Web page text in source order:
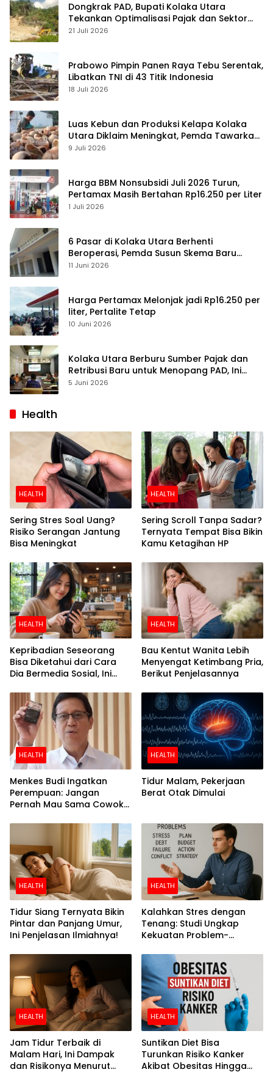
Dongkrak PAD, Bupati Kolaka Utara
Tekankan Optimalisasi Pajak dan Sektor
Tambang
21 Juli 2026
Prabowo Pimpin Panen Raya Tebu Serentak,
Libatkan TNI di 43 Titik Indonesia
18 Juli 2026
Luas Kebun dan Produksi Kelapa Kolaka
Utara Diklaim Meningkat, Pemda Tawarkan
Peluang Investasi
9 Juli 2026
Harga BBM Nonsubsidi Juli 2026 Turun,
Pertamax Masih Bertahan Rp16.250 per Liter
1 Juli 2026
6 Pasar di Kolaka Utara Berhenti
Beroperasi, Pemda Susun Skema Baru
Pulihkan Perdagangan
11 Juni 2026
Harga Pertamax Melonjak jadi Rp16.250 per
liter, Pertalite Tetap
10 Juni 2026
Kolaka Utara Berburu Sumber Pajak dan
Retribusi Baru untuk Menopang PAD, Ini
Daftarnya
5 Juni 2026
Health
HEALTH
Sering Stres Soal Uang?
Risiko Serangan Jantung
Bisa Meningkat
HEALTH
Sering Scroll Tanpa Sadar?
Ternyata Tempat Bisa Bikin
Kamu Ketagihan HP
HEALTH
Kepribadian Seseorang
Bisa Diketahui dari Cara
Dia Bermedia Sosial, Ini
HEALTH
Bau Kentut Wanita Lebih
Menyengat Ketimbang Pria,
Berikut Penjelasannya
HEALTH
Menkes Budi Ingatkan
Perempuan: Jangan
Pernah Mau Sama Cowok
HEALTH
Tidur Malam, Pekerjaan
Berat Otak Dimulai
HEALTH
Tidur Siang Ternyata Bikin
Pintar dan Panjang Umur,
Ini Penjelasan Ilmiahnya!
HEALTH
Kalahkan Stres dengan
Tenang: Studi Ungkap
Kekuatan Problem-
HEALTH
Jam Tidur Terbaik di
Malam Hari, Ini Dampak
dan Risikonya Menurut
HEALTH
Suntikan Diet Bisa
Turunkan Risiko Kanker
Akibat Obesitas Hingga